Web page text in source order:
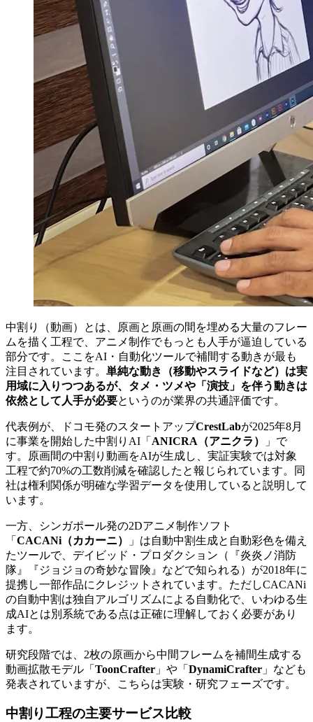
中割り（動画）とは、原画と原画の間を埋める大量のフレー
ムを描く工程で、アニメ制作でもっとも人手が逼迫している
部分です。ここをAI・自動化ツールで補間する動きが最も
注目されています。 単純な動き（移動やスライドなど）は実
用域に入りつつあるが、タメ・ツメや「演技」を伴う動きは
依然として人手が必要というのが業界の共通評価です。
代表例が、ドコモ発のスタートアップCrestLabが2025年8月
に事業を開始した中割りAI「 ANICRA（アニクラ）
」で
す。原画間の中割り動画をAIが生成し、実証実験では対象
工程で約70%の工数削減を確認したと報じられています。同
社は権利関係が明確な学習データを使用していると説明して
います。
一方、シンガポール発の2Dアニメ制作ソフト
「 CACANi（カカーニ）
」は自動中割生成と自動彩色を備え
たツールで、デイビッド・プロダクション（『炎炎ノ消防
隊』『ジョジョの奇妙な冒険』などで知られる）が2018年に
提携し一部作品にクレジットされています。ただしCACANi
の自動中割は独自アルゴリズムによる自動化で、いわゆる生
成AIとは別系統である点は正確に理解しておく必要があり
ます。
研究段階では、2枚の原画から中間フレームを補間生成する
動画拡散モデル「 ToonCrafter 」や「 DynamiCrafter 」なども
発表されていますが、こちらは実験・研究フェーズです。
中割り工程の主要サービス比較